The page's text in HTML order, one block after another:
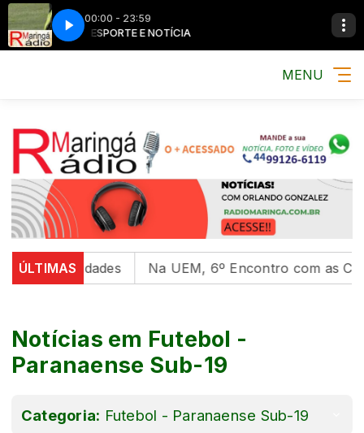
00:00 - 23:59
MÚSICA, ESPORTE E NOTÍCIA MÚSICA, ESPORTE
MENU
ÚLTIMAS Na UEM, 6º Encontro com as Culturas
Notícias em Futebol -
Paranaense Sub-19
Categoria: Futebol - Paranaense Sub-19